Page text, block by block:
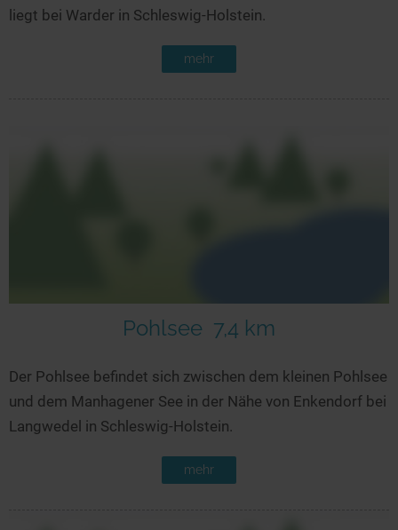
liegt bei Warder in Schleswig-Holstein.
mehr
Pohlsee 7,4 km
Der Pohlsee befindet sich zwischen dem kleinen Pohlsee
und dem Manhagener See in der Nähe von Enkendorf bei
Langwedel in Schleswig-Holstein.
mehr